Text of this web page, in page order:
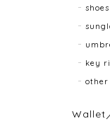
shoes
key
other
Wallet